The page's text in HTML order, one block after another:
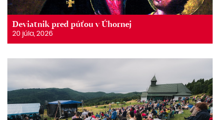
Deviatnik pred púťou v Úhornej
20 júla, 2026